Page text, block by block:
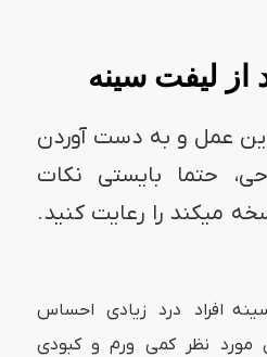
از لیفت سینه
عمل و به دست آوردن
حتما بایستی نکات
میکند را رعایت کنید.
افراد درد زیادی احساس
مورد نظر کمی ورم و کبودی